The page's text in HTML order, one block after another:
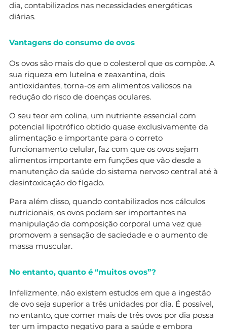
dia, contabilizados nas necessidades energéticas
diárias.
Vantagens do consumo de ovos
Os ovos são mais do que o colesterol que os compõe. A
sua riqueza em luteína e zeaxantina, dois
antioxidantes, torna-os em alimentos valiosos na
redução do risco de doenças oculares.
O seu teor em colina, um nutriente essencial com
potencial lipotrófico obtido quase exclusivamente da
alimentação e importante para o correto
funcionamento celular, faz com que os ovos sejam
alimentos importante em funções que vão desde a
manutenção da saúde do sistema nervoso central até à
desintoxicação do fígado.
Para além disso, quando contabilizados nos cálculos
nutricionais, os ovos podem ser importantes na
manipulação da composição corporal uma vez que
promovem a sensação de saciedade e o aumento de
massa muscular.
No entanto, quanto é “muitos ovos”?
Infelizmente, não existem estudos em que a ingestão
de ovo seja superior a três unidades por dia. É possível,
no entanto, que comer mais de três ovos por dia possa
ter um impacto negativo para a saúde e embora